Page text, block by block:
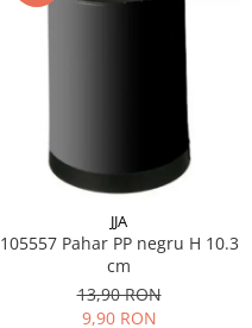
JJA
105557 Pahar PP negru H 10.3
cm
13,90 RON
9,90 RON